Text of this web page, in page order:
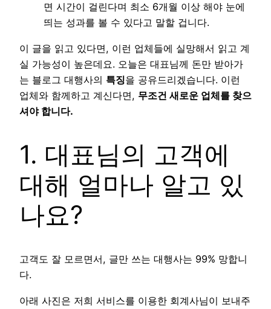
면 시간이 걸린다며 최소 6개월 이상 해야 눈에
띄는 성과를 볼 수 있다고 말할 겁니다.
이 글을 읽고 있다면, 이런 업체들에 실망해서 읽고 계
실 가능성이 높은데요. 오늘은 대표님께 돈만 받아가
는 블로그 대행사의 특징을 공유드리겠습니다. 이런
업체와 함께하고 계신다면, 무조건 새로운 업체를 찾으
셔야 합니다.
1. 대표님의 고객에
대해 얼마나 알고 있
나요?
고객도 잘 모르면서, 글만 쓰는 대행사는 99% 망합니
다.
아래 사진은 저희 서비스를 이용한 회계사님이 보내주